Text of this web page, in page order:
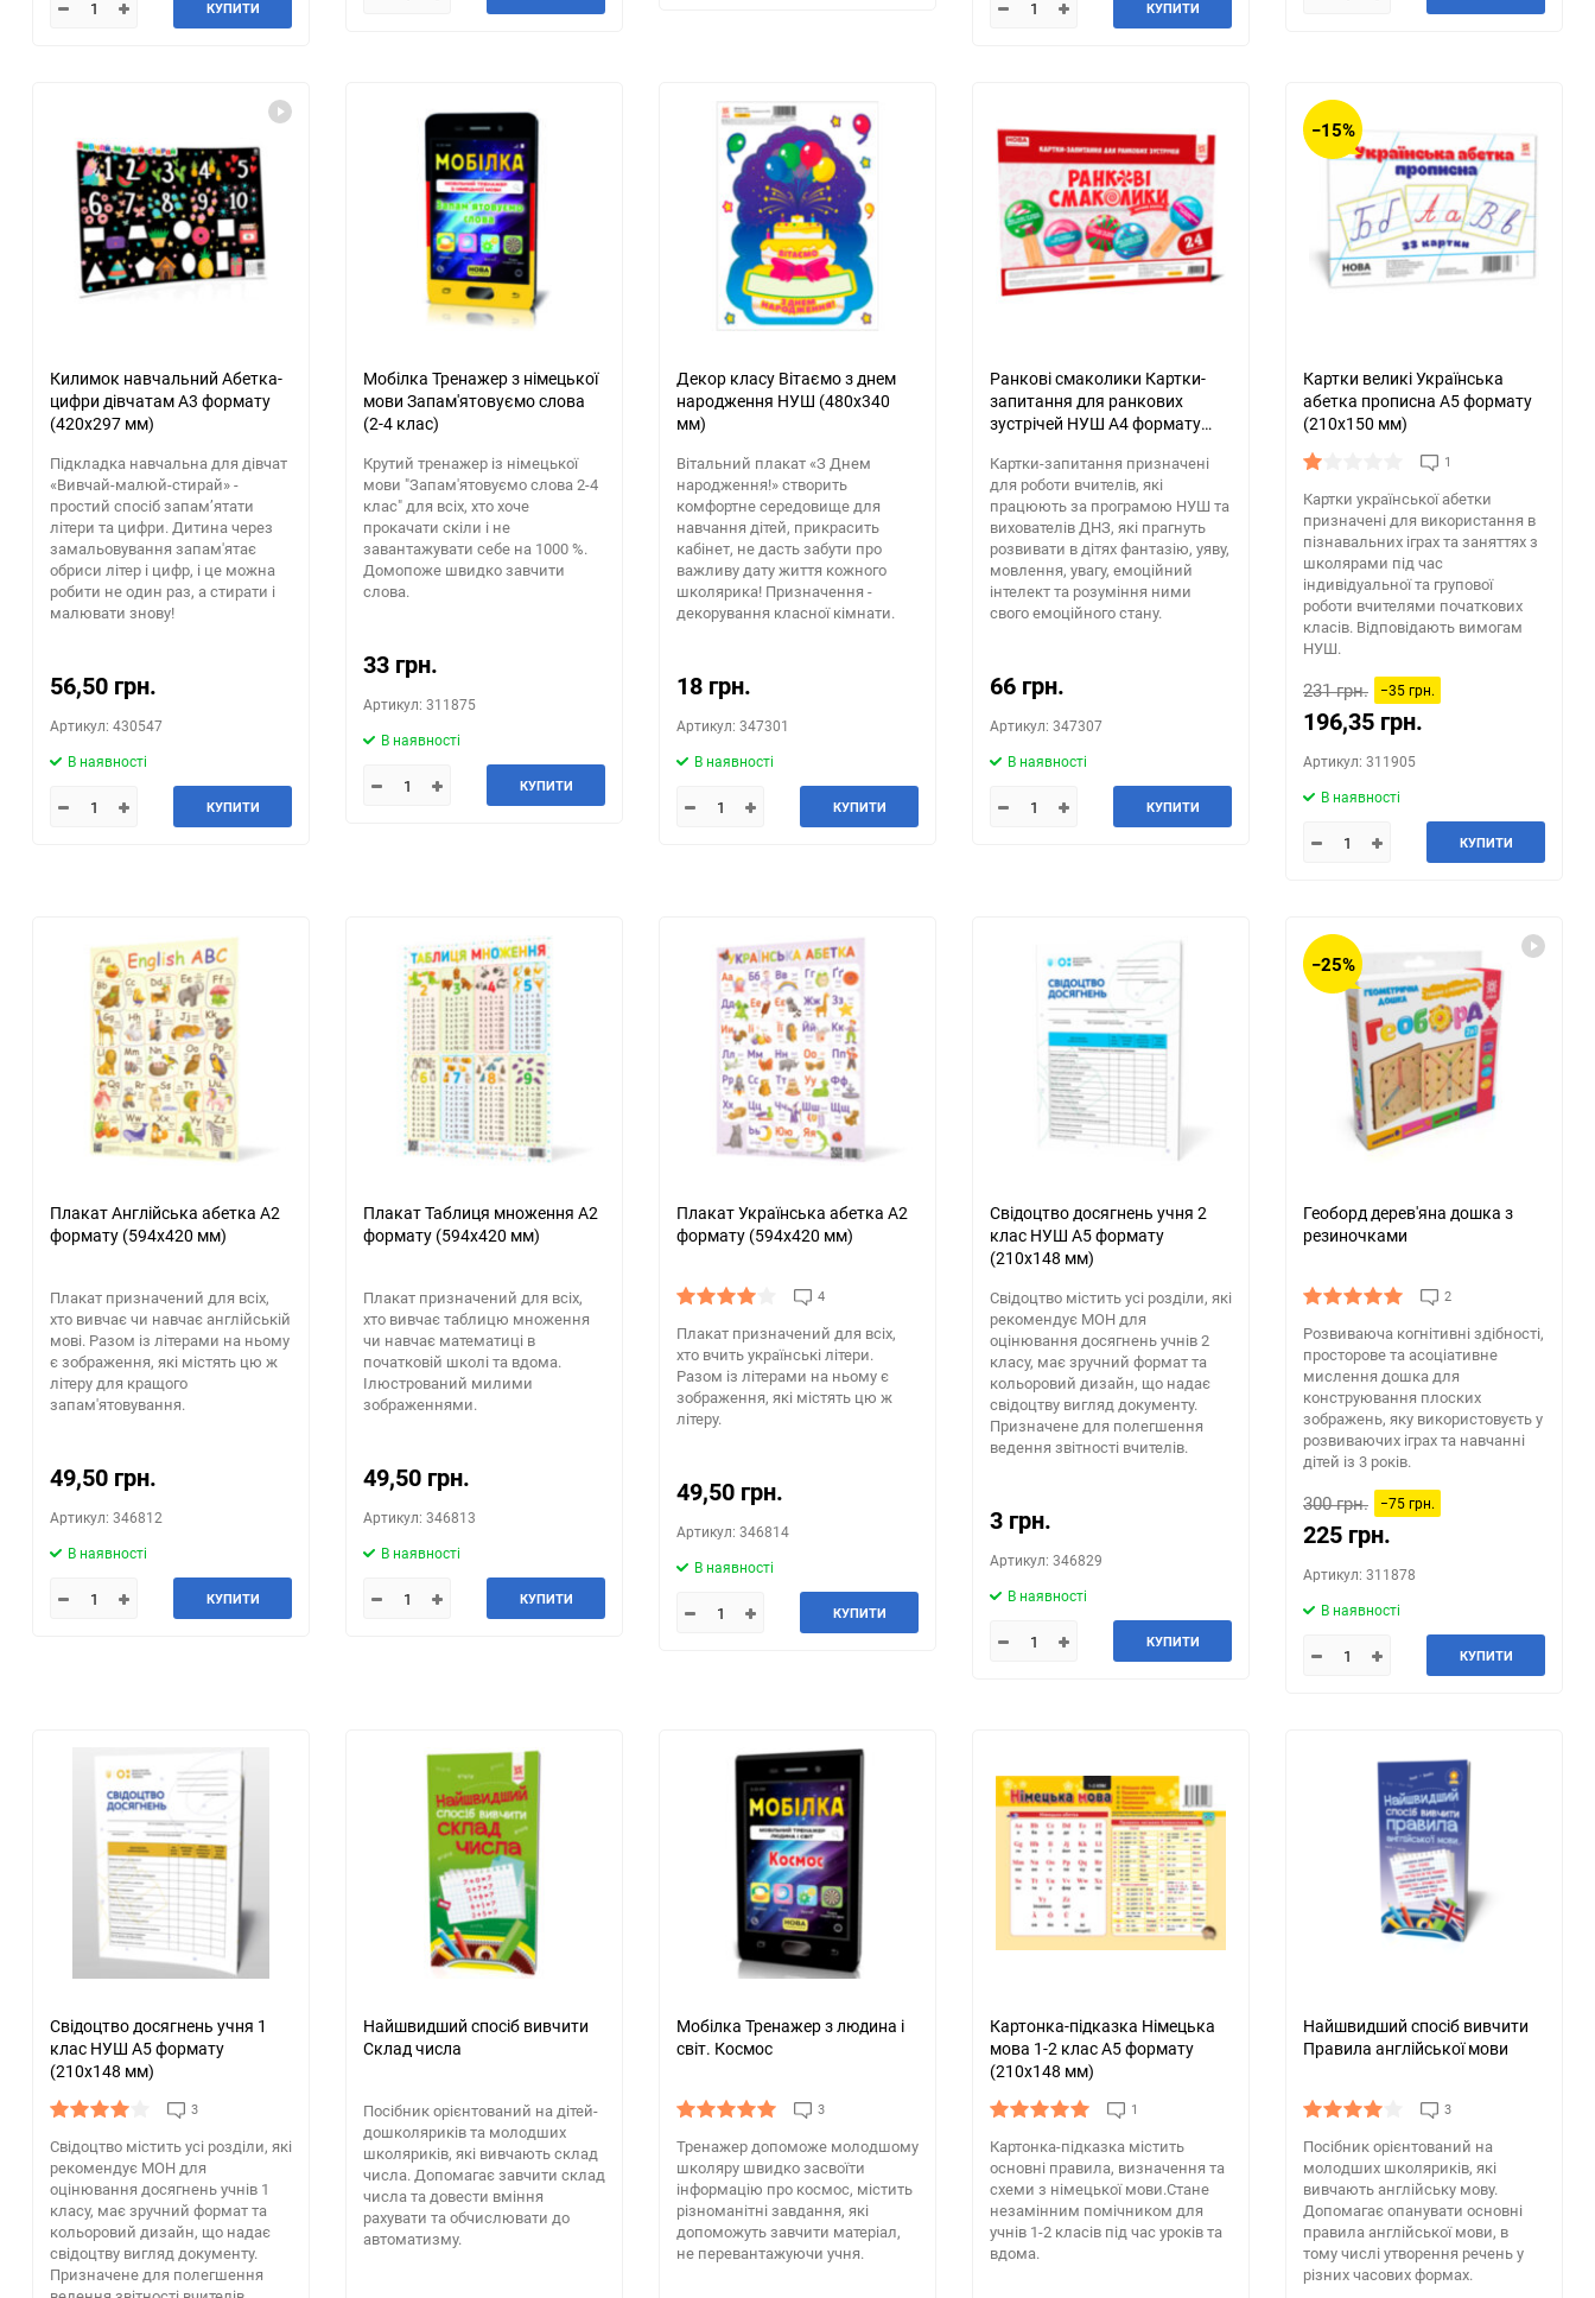
КУПИТИ КУПИТИ
Килимок навчальний Абетка-
цифри дівчатам А3 формату
(420х297 мм)
Підкладка навчальна для дівчат
«Вивчай-малюй-стирай» -
простий спосіб запам’ятати
літери та цифри. Дитина через
замальовування запам'ятає
обриси літер і цифр, і це можна
робити не один раз, а стирати і
малювати знову!
56,50 грн.
Артикул: 430547
В наявності
КУПИТИ
Мобілка Тренажер з німецької
мови Запам'ятовуємо слова
(2-4 клас)
Крутий тренажер із німецької
мови "Запам'ятовуємо слова 2-4
клас" для всіх, хто хоче
прокачати скіли і не
завантажувати себе на 1000 %.
Домопоже швидко завчити
слова.
33 грн.
Артикул: 311875
В наявності
КУПИТИ
Декор класу Вітаємо з днем
народження НУШ (480х340
мм)
Вітальний плакат «З Днем
народження!» створить
комфортне середовище для
навчання дітей, прикрасить
кабінет, не дасть забути про
важливу дату життя кожного
школярика! Призначення -
декорування класної кімнати.
18 грн.
Артикул: 347301
В наявності
КУПИТИ
Ранкові смаколики Картки-
запитання для ранкових
зустрічей НУШ А4 формату
Картки-запитання призначені
для роботи вчителів, які
працюють за програмою НУШ та
вихователів ДНЗ, які прагнуть
розвивати в дітях фантазію, уяву,
мовлення, увагу, емоційний
інтелект та розуміння ними
свого емоційного стану.
66 грн.
Артикул: 347307
В наявності
КУПИТИ
−15%
Картки великі Українська
абетка прописна А5 формату
(210х150 мм)
1
Картки української абетки
призначені для використання в
пізнавальних іграх та заняттях з
школярами під час
індивідуальної та групової
роботи вчителями початкових
класів. Відповідають вимогам
НУШ.
231 грн. −35 грн.
196,35 грн.
Артикул: 311905
В наявності
КУПИТИ
Плакат Англійська абетка А2
формату (594х420 мм)
Плакат призначений для всіх,
хто вивчає чи навчає англійській
мові. Разом із літерами на ньому
є зображення, які містять цю ж
літеру для кращого
запам'ятовування.
49,50 грн.
Артикул: 346812
В наявності
КУПИТИ
Плакат Таблиця множення А2
формату (594х420 мм)
Плакат призначений для всіх,
хто вивчає таблицю множення
чи навчає математиці в
початковій школі та вдома.
Ілюстрований милими
зображеннями.
49,50 грн.
Артикул: 346813
В наявності
КУПИТИ
Плакат Українська абетка А2
формату (594х420 мм)
4
Плакат призначений для всіх,
хто вчить українські літери.
Разом із літерами на ньому є
зображення, які містять цю ж
літеру.
49,50 грн.
Артикул: 346814
В наявності
КУПИТИ
Свідоцтво досягнень учня 2
клас НУШ А5 формату
(210х148 мм)
Свідоцтво містить усі розділи, які
рекомендує МОН для
оцінювання досягнень учнів 2
класу, має зручний формат та
кольоровий дизайн, що надає
свідоцтву вигляд документу.
Призначене для полегшення
ведення звітності вчителів.
3 грн.
Артикул: 346829
В наявності
КУПИТИ
−25%
Геоборд дерев'яна дошка з
резиночками
2
Розвиваюча когнітивні здібності,
просторове та асоціативне
мислення дошка для
конструювання плоских
зображень, яку використовуєть у
розвиваючих іграх та навчанні
дітей із 3 років.
300 грн. −75 грн.
225 грн.
Артикул: 311878
В наявності
КУПИТИ
Свідоцтво досягнень учня 1
клас НУШ А5 формату
(210х148 мм)
3
Свідоцтво містить усі розділи, які
рекомендує МОН для
оцінювання досягнень учнів 1
класу, має зручний формат та
кольоровий дизайн, що надає
свідоцтву вигляд документу.
Призначене для полегшення
Найшвидший спосіб вивчити
Склад числа
Посібник орієнтований на дітей-
дошколяриків та молодших
школяриків, які вивчають склад
числа. Допомагає завчити склад
числа та довести вміння
рахувати та обчислювати до
автоматизму.
Мобілка Тренажер з людина і
світ. Космос
3
Тренажер допоможе молодшому
школяру швидко засвоїти
інформацію про космос, містить
різноманітні завдання, які
допоможуть завчити матеріал,
не перевантажуючи учня.
Картонка-підказка Німецька
мова 1-2 клас А5 формату
(210х148 мм)
1
Картонка-підказка містить
основні правила, визначення та
схеми з німецької мови.Стане
незамінним помічником для
учнів 1-2 класів під час уроків та
вдома.
Найшвидший спосіб вивчити
Правила англійської мови
3
Посібник орієнтований на
молодших школяриків, які
вивчають англійську мову.
Допомагає опанувати основні
правила англійської мови, в
тому числі утворення речень у
різних часових формах.